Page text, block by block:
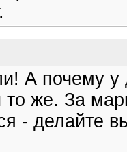
А почему
то же. За
- делайте